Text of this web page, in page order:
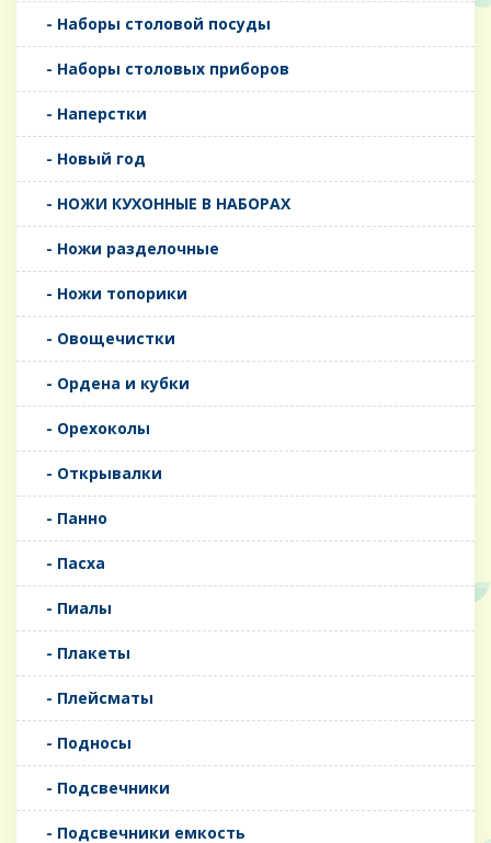
- Наборы столовой посуды
- Наборы столовых приборов
- Наперстки
- Новый год
- НОЖИ КУХОННЫЕ В НАБОРАХ
- Ножи разделочные
- Ножи топорики
- Овощечистки
- Ордена и кубки
- Орехоколы
- Открывалки
- Панно
- Пасха
- Пиалы
- Плакеты
- Плейсматы
- Подносы
- Подсвечники
- Подсвечники емкость